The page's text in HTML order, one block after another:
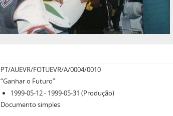
PT/AUEVR/FOTUEVR/A/0004/0010
“Ganhar o Futuro”
1999-05-12 - 1999-05-31 (Produção)
Documento simples